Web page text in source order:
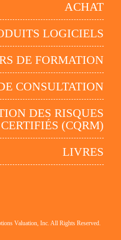
ACHAT
LOGICIELS
DE FORMATION
CONSULTATION
DES RISQUES
(CQRM)
LIVRES
Valuation, Inc. All Rights Reserved.